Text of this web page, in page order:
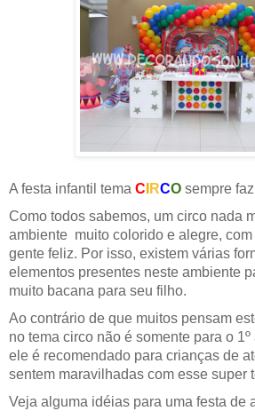
A festa infantil tema C RCO sempre
Como todos sabemos, um circo nada
ambiente muito colorido e alegre,
gente feliz. Por isso, existem várias
elementos presentes neste ambiente
muito bacana para seu filho.
Ao contrário de que muitos pensam
no tema circo não é somente para o
ele é recomendado para crianças de
sentem maravilhadas com esse super
Veja alguma idéias para uma festa de